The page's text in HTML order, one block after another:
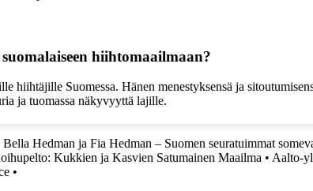
hiihtomaailmaan?
hiihtäjille Suomessa. Hänen menestyksensä ja
ja tuomassa näkyvyyttä lajille.
Bella Hedman ja Fia Hedman – Suomen seuratuimmat
Kukkien ja Kasvien Satumainen Maailma • Aalto-
•